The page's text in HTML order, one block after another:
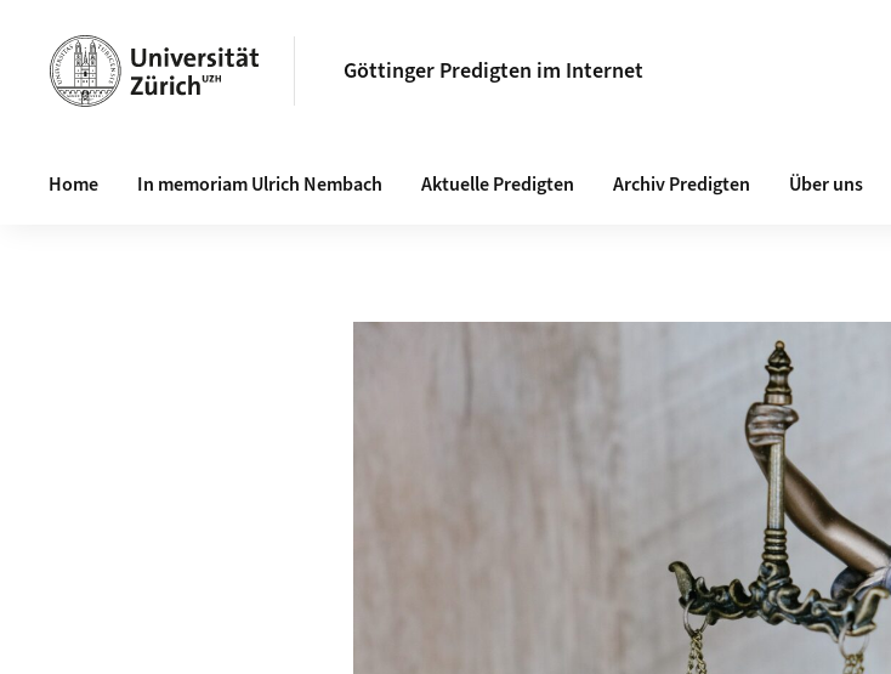
Göttinger Predigten im Internet
Home In memoriam Ulrich Nembach Aktuelle Predigten Archiv Predigten Über uns